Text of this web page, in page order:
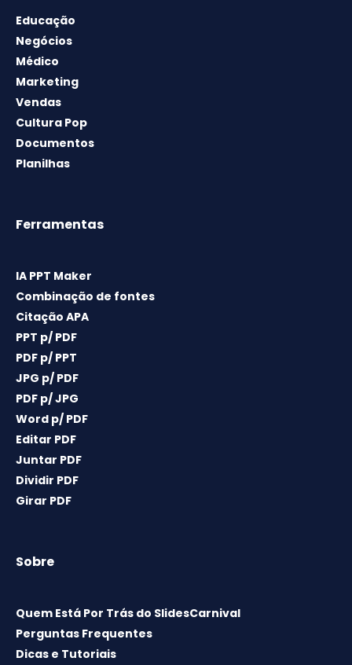
Educação
Negócios
Médico
Marketing
Vendas
Cultura Pop
Documentos
Planilhas
Ferramentas
IA PPT Maker
Combinação de fontes
Citação APA
PPT p/ PDF
PDF p/ PPT
JPG p/ PDF
PDF p/ JPG
Word p/ PDF
Editar PDF
Juntar PDF
Dividir PDF
Girar PDF
Sobre
Quem Está Por Trás do SlidesCarnival
Perguntas Frequentes
Dicas e Tutoriais